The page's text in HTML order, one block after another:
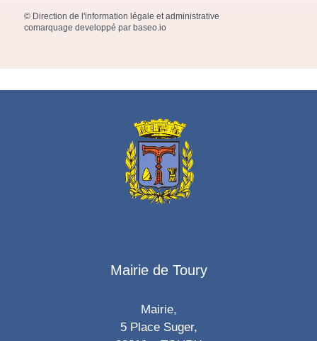
© Direction de l'information légale et administrative
comarquage developpé par baseo.io
Mairie de Toury
Mairie,
5 Place Suger,